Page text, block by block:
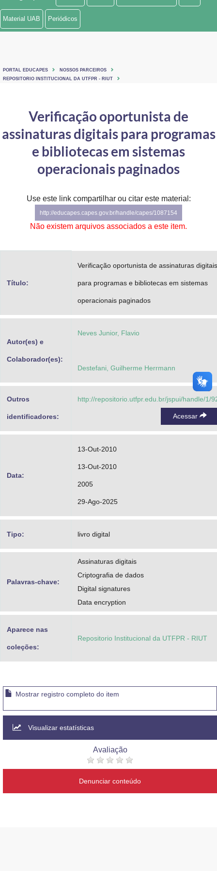
Ministério de Minas e Energia
Ministério do Turismo
Controladoria-Geral da União
Ministério da Mulher, da Família e dos Direitos Humanos
Gabinete de Segurança Institucional
Advocacia-Geral da União
Material UAB Periódicos
PORTAL EDUCAPES
NOSSOS PARCEIROS
REPOSITORIO INSTITUCIONAL DA UTFPR - RIUT
Verificação oportunista de
assinaturas digitais para programas
e bibliotecas em sistemas
operacionais paginados
Use este link compartilhar ou citar este material:
http://educapes.capes.gov.br/handle/capes/1087154
Não existem arquivos associados a este item.
Título:
Verificação oportunista de assinaturas digitais
para programas e bibliotecas em sistemas
operacionais paginados
Autor(es) e
Colaborador(es):
Neves Junior, Flavio
Destefani, Guilherme Herrmann
Outros
identificadores:
http://repositorio.utfpr.edu.br/jspui/handle/1/
Acessar
Data:
13-Out-2010
13-Out-2010
2005
29-Ago-2025
Tipo: livro digital
Palavras-chave:
Assinaturas digitais
Criptografia de dados
Digital signatures
Data encryption
Aparece nas
coleções:
Repositorio Institucional da UTFPR - RIUT
Mostrar registro completo do item
Visualizar estatísticas
Avaliação
Denunciar conteúdo